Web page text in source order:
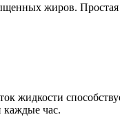
жиров. Простая
жидкости
каждые час.